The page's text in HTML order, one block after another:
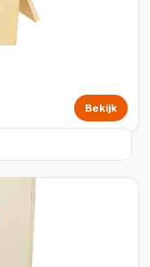
Bekijk